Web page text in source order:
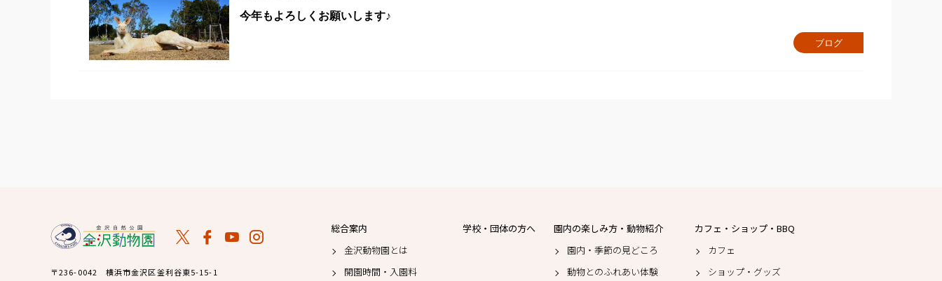
ブログ
今年もよろしくお願いします♪
〒236-0042 横浜市金沢区釜利谷東5-15-1
総合案内
金沢動物園とは
開園時間・入園料
学校・団体の方へ
園内の楽しみ方・動物紹介
園内・季節の見どころ
動物とのふれあい体験
カフェ・ショップ・BBQ
カフェ
ショップ・グッズ